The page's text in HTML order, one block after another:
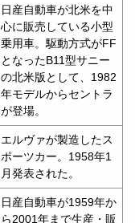
日産自動車が北米を中
心に販売している小型
乗用車。駆動方式がFF
となったB11型サニー
の北米版として、1982
年モデルからセントラ
が登場。
エルヴァが製造したス
ポーツカー。1958年1
月発表された。
日産自動車が1959年か
ら2001年まで生産・販